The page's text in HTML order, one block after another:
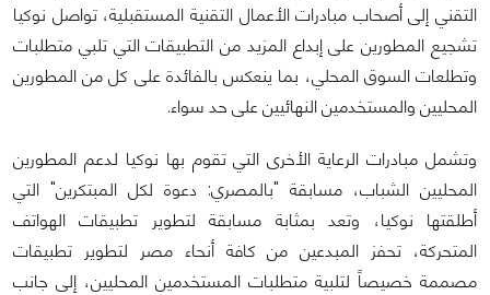
التقني إلى أصحاب مبادرات الأعمال التقنية المستقبلية، تواصل نوكيا
تشجيع المطورين على إبداع المزيد من التطبيقات التي تلبي متطلبات
وتطلعات السوق المحلي، بما ينعكس بالفائدة على كل من المطورين
المحليين والمستخدمين النهائيين على حد سواء.
وتشمل مبادرات الرعاية الأخرى التي تقوم بها نوكيا لدعم المطورين
المحليين الشباب، مسابقة "بالمصري: دعوة لكل المبتكرين" التي
أطلقتها نوكيا، وتعد بمثابة مسابقة لتطوير تطبيقات الهواتف
المتحركة، تحفز المبدعين من كافة أنحاء مصر لتطوير تطبيقات
مصممة خصيصاً لتلبية متطلبات المستخدمين المحليين، إلى جانب